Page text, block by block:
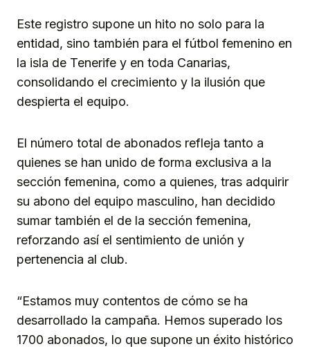
Este registro supone un hito no solo para la
entidad, sino también para el fútbol femenino en
la isla de Tenerife y en toda Canarias,
consolidando el crecimiento y la ilusión que
despierta el equipo.
El número total de abonados refleja tanto a
quienes se han unido de forma exclusiva a la
sección femenina, como a quienes, tras adquirir
su abono del equipo masculino, han decidido
sumar también el de la sección femenina,
reforzando así el sentimiento de unión y
pertenencia al club.
“Estamos muy contentos de cómo se ha
desarrollado la campaña. Hemos superado los
1700 abonados, lo que supone un éxito histórico